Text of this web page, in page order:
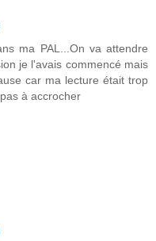
ma PAL...On va attendre
je l'avais commencé mais
car ma lecture était trop
à accrocher